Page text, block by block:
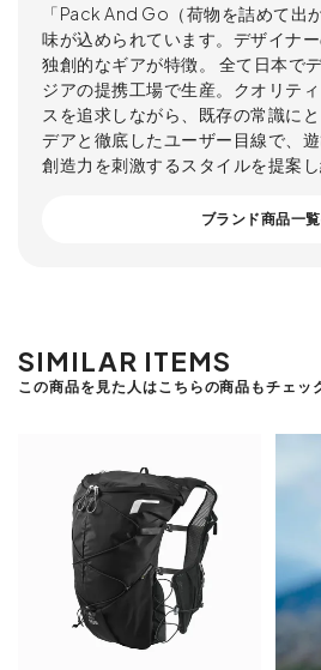
「Pack And Go（荷物を詰めて出
味が込められています。デザイナ
独創的なギアが特徴。 全て日本で
ジアの提携工場で生産。クオリテ
スを追求しながら、既存の常識に
デアと徹底したユーザー目線で、
創造力を刺激するスタイルを提案し
ブランド商品一
SIMILAR ITEMS
この商品を見た人はこちらの商品もチェッ